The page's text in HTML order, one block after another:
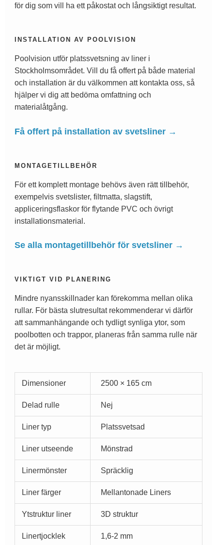
för dig som vill ha ett påkostat och långsiktigt resultat.
INSTALLATION AV POOLVISION
Poolvision utför platssvetsning av liner i
Stockholmsområdet. Vill du få offert på både material
och installation är du välkommen att kontakta oss, så
hjälper vi dig att bedöma omfattning och
materialåtgång.
Få offert på installation av svetsliner →
MONTAGETILLBEHÖR
För ett komplett montage behövs även rätt tillbehör,
exempelvis svetslister, filtmatta, slagstift,
appliceringsflaskor för flytande PVC och övrigt
installationsmaterial.
Se alla montagetillbehör för svetsliner →
VIKTIGT VID PLANERING
Mindre nyansskillnader kan förekomma mellan olika
rullar. För bästa slutresultat rekommenderar vi därför
att sammanhängande och tydligt synliga ytor, som
poolbotten och trappor, planeras från samma rulle när
det är möjligt.
Dimensioner 2500 × 165 cm
Delad rulle Nej
Liner typ Platssvetsad
Liner utseende Mönstrad
Linermönster Spräcklig
Liner färger Mellantonade Liners
Ytstruktur liner 3D struktur
Linertjocklek 1,6-2 mm